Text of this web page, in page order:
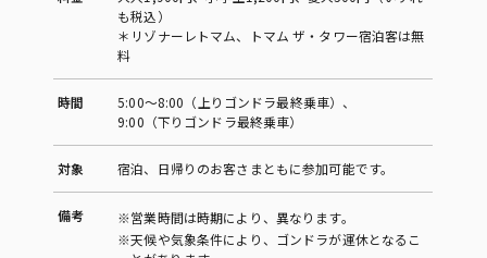
も税込）
＊リゾナーレトマム、トマム ザ・タワー宿泊客は無
料
時間
5:00～8:00（上りゴンドラ最終乗車）、
9:00（下りゴンドラ最終乗車）
対象 宿泊、日帰りのお客さまともに参加可能です。
備考
※営業時間は時期により、異なります。
※天候や気象条件により、ゴンドラが運休となるこ